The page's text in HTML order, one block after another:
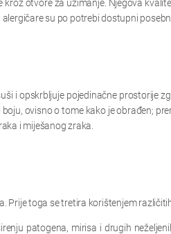
otvore za uzimanje. Njegova
su po potrebi dostupni
i opskrbljuje pojedinačne prostorije
ovisno o tome kako je obrađen;
i miješanog zraka.
Prije toga se tretira korištenjem
patogena, mirisa i drugih